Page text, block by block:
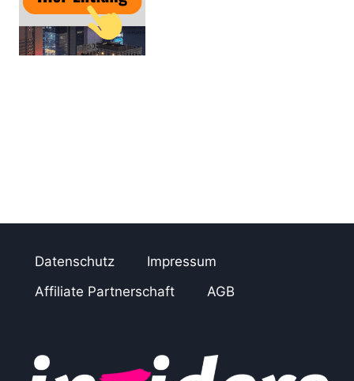
Datenschutz
Impressum
Affiliate Partnerschaft
AGB